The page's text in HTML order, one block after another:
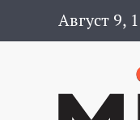
Август 9,